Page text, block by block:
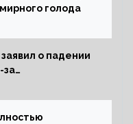
голода
о падении
за